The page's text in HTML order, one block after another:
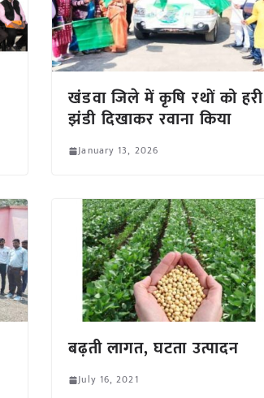
खंडवा जिले में कृषि रथों को हरी
झंडी दिखाकर रवाना किया
January 13, 2026
बढ़ती लागत, घटता उत्पादन
July 16, 2021